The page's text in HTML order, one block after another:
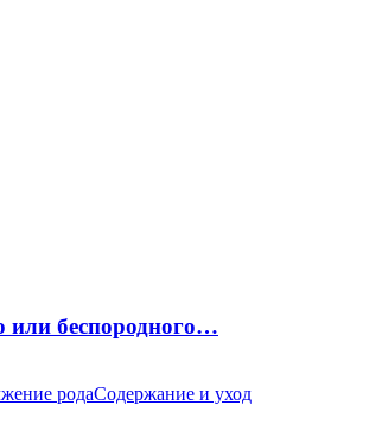
или беспородного…
родаСодержание и уход